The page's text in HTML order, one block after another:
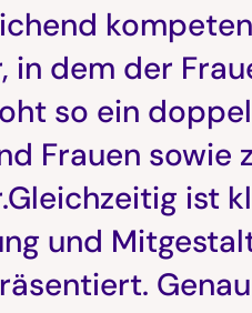
in dem der
so ein
Frauen sowie
ist
und